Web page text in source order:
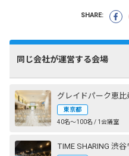
SHARE:
同じ会社が運営する会場
東京都
40名〜100名 / 1会議室